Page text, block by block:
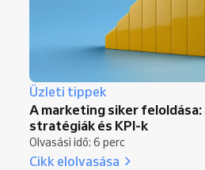
Üzleti tippek
A marketing siker
stratégiák és KPI-k
Olvasási idő: 6 perc
Cikk elolvasása